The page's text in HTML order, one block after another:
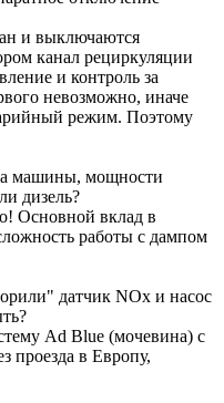
и выключаются
канал рециркуляции
и контроль за
невозможно, иначе
режим. Поэтому
машины, мощности
дизель?
Основной вклад в
работы с дампом
датчик NOx и насос
Ad Blue (мочевина) с
проезда в Европу,